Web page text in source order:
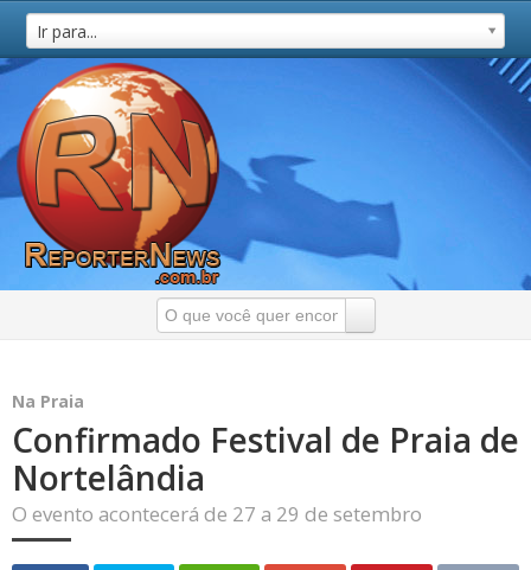
Ir para...
Na Praia
​Confirmado Festival de Praia de
Nortelândia
O evento acontecerá de 27 a 29 de setembro